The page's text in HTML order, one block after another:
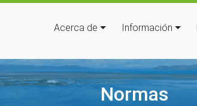
Navegación principal
Acerca de Información
Normas